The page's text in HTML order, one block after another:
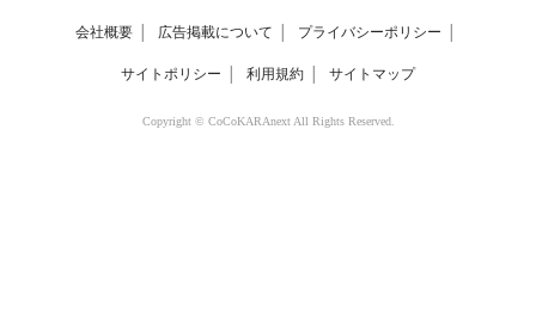
会社概要 広告掲載について プライバシーポリシー
サイトポリシー 利用規約 サイトマップ
Copyright © CoCoKARAnext All Rights Reserved.